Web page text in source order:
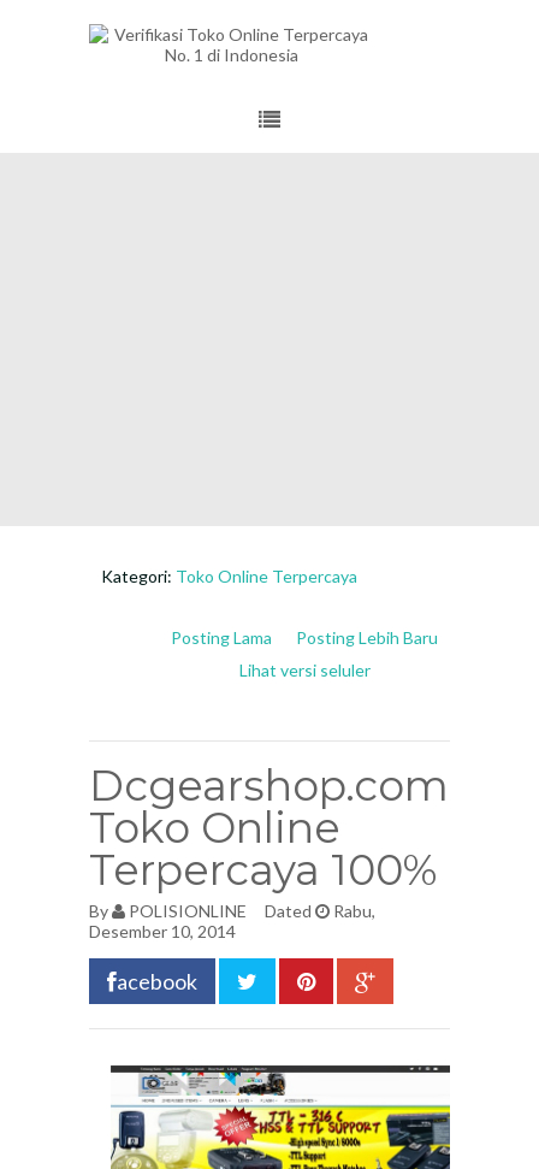
Kategori: Toko Online Terpercaya
Posting Lebih Baru
Posting Lama
Lihat versi seluler
Dcgearshop.com
Toko Online
Terpercaya 100%
By POLISIONLINE Dated
Rabu,
Desember 10, 2014
acebook